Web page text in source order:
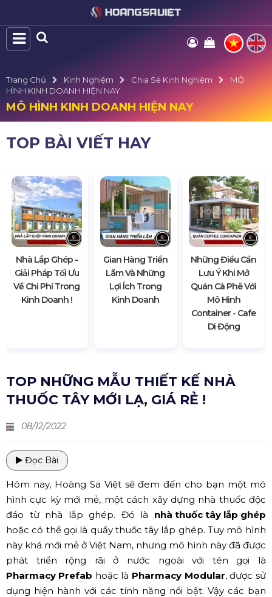
Trang Chủ Kinh Nghiệm Chia Sẻ Kinh Nghiệm
MÔ
HÌNH KINH DOANH HIỆN NAY
MÔ HÌNH KINH DOANH HIỆN NAY
TOP BÀI VIẾT HAY
Nhà Lắp Ghép -
Giải Pháp Tối Ưu
Về Chi Phí Trong
Kinh Doanh !
Gian Hàng Triển
Lãm Và Những
Lợi Ích Trong
Kinh Doanh
Những Điều Cần
Lưu Ý Khi Mở
Quán Cà Phê Với
Mô Hình
Container - Cafe
Di Động
TOP NHỮNG MẪU THIẾT KẾ NHÀ
THUỐC TÂY MỚI LẠ, GIÁ RẺ !
08/12/2022
Đọc Bài
Hôm nay, Hoàng Sa Việt sẽ đem đến cho bạn một mô
hình cực kỳ mới mẻ, một cách xây dựng nhà thuốc độc
đáo từ nhà lắp ghép. Đó là nhà thuốc tây lắp ghép
hoặc có thể gọi là quầy thuốc tây lắp ghép. Tuy mô hình
này khá mới mẻ ở Việt Nam, nhưng mô hình này đã được
phát triển rộng rãi ở nước ngoài với tên gọi là
Pharmacy Prefab hoặc là Pharmacy Modular, được sử
dụng hiện hành với các tính năng nổi bật. Vậy các bạn